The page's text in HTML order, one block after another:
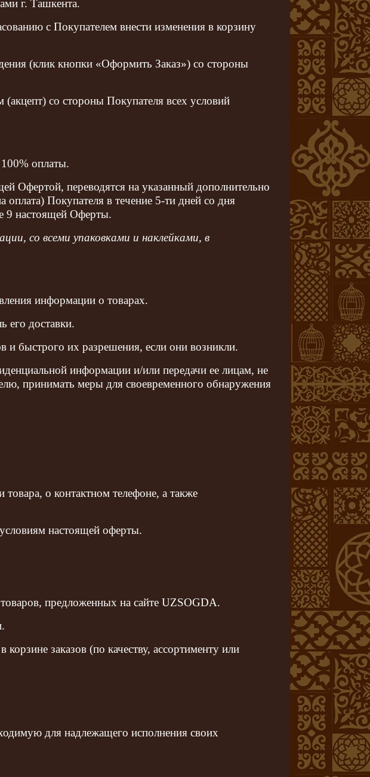
г. Ташкента.
с Покупателем внести изменения в корзину
(клик кнопки «Оформить Заказ») со стороны
со стороны Покупателя всех условий
100% оплаты.
Офертой, переводятся на указанный дополнительно
оплата) Покупателя в течение 5-ти дней со дня
9 настоящей Оферты.
со всеми упаковками и наклейками, в
информации о товарах.
его доставки.
быстрого их разрешения, если они возникли.
информации и/или передачи ее лицам, не
принимать меры для своевременного обнаружения
товара, о контактном телефоне, а также
настоящей оферты.
предложенных на сайте UZSOGDA.
заказов (по качеству, ассортименту или
для надлежащего исполнения своих